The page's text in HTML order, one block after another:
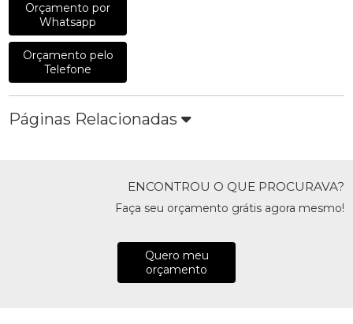
Orçamento por
Whatsapp
Orçamento pelo
Telefone
Páginas Relacionadas
ENCONTROU O QUE PROCURAVA?
Faça seu orçamento grátis agora mesmo!
Quero meu
orçamento